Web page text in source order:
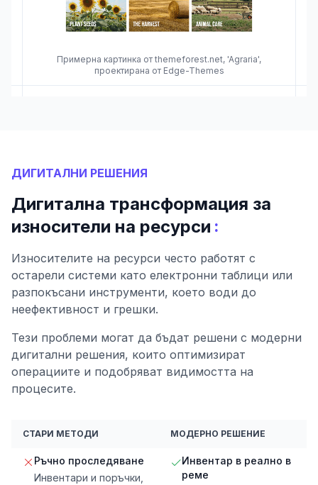
Примерна картинка от themeforest.net, 'Agraria',
проектирана от Edge-Themes
ДИГИТАЛНИ РЕШЕНИЯ
Дигитална трансформация за
износители на ресурси :
Износителите на ресурси често работят с
остарели системи като електронни таблици или
разпокъсани инструменти, което води до
неефективност и грешки.
Тези проблеми могат да бъдат решени с модерни
дигитални решения, които оптимизират
операциите и подобряват видимостта на
процесите.
СТАРИ МЕТОДИ МОДЕРНО РЕШЕНИЕ
Ръчно проследяване
Инвентари и поръчки,
Инвентар в реално в
реме